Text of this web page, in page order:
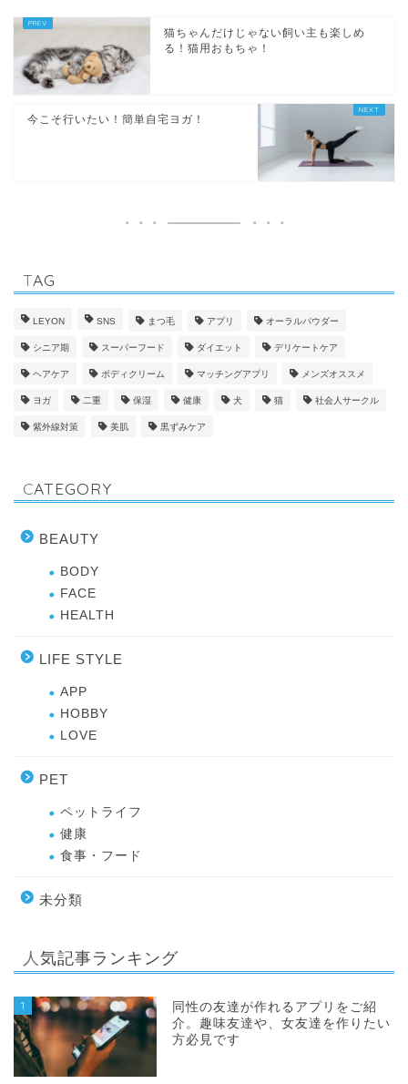
猫ちゃんだけじゃない飼い主も楽しめ
る！猫用おもちゃ！
今こそ行いたい！簡単自宅ヨガ！
TAG
LEYON SNS まつ毛 アプリ オーラルパウダー
シニア期 スーパーフード ダイエット デリケートケア
ヘアケア ボディクリーム マッチングアプリ メンズオススメ
ヨガ 二重 保湿 健康 犬 猫 社会人サークル
紫外線対策 美肌 黒ずみケア
CATEGORY
BEAUTY
BODY
FACE
HEALTH
LIFE STYLE
APP
HOBBY
LOVE
PET
ペットライフ
健康
食事・フード
未分類
人気記事ランキング
1
同性の友達が作れるアプリをご紹
介。趣味友達や、女友達を作りたい
方必見です